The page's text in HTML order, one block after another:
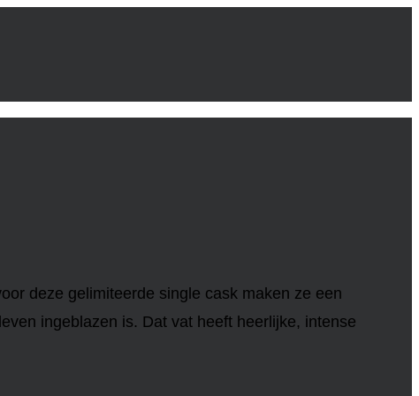
deze gelimiteerde single cask maken ze een
ingeblazen is. Dat vat heeft heerlijke, intense